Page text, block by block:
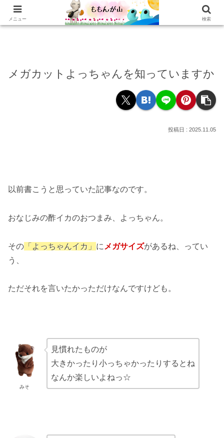
ホーム 乳がんの話
乳がん記録
おかわり
もぐもぐ 読書記録
メガカットよっちゃんを知っていますか
2025.11.05
以前書こうと思っていた記事なのです。
おなじみの酢イカのおつまみ、よっちゃん。
その 「よっちゃんイカ」 に メガサイズがあるね、ってい
う、
ただそれを言いたかっただけなんですけども。
みそ
見慣れたものが
大きかったり小っちゃかったりするとね
なんか楽しいよねっ☆
メニュー 検索